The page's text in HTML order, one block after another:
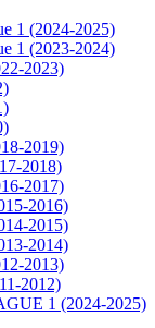
1 (2024-2025)
1 (2023-2024)
2023)
2019)
2018)
2017)
2016)
2015)
2014)
2013)
2012)
1 (2024-2025)